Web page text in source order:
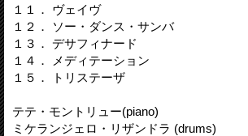
１１． ヴェイヴ
１２． ソー・ダンス・サンバ
１３． デサフィナード
１４． メディテーション
１５． トリステーザ
テテ・モントリュー(piano)
ミケランジェロ・リザンドラ (drums)